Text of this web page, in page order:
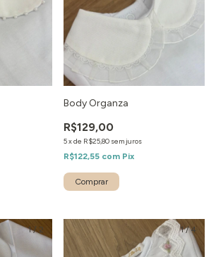
Body Organza
R$129,00
5xde R$25,80 sem juros
R$122,55 com Pix
1/ 2 1/4